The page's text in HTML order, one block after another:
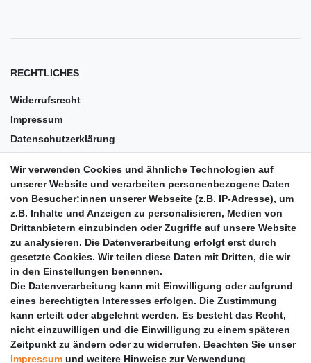
RECHTLICHES
Widerrufsrecht
Impressum
Datenschutzerklärung
Barrierefreiheit
Anleitungen
Vertrag widerrufen
PARTNER
DHL
GLS
PaketPLUS
Wir verwenden Cookies und ähnliche Technologien auf
unserer Website und verarbeiten personenbezogene Daten
von Besucher:innen unserer Webseite (z.B. IP-Adresse), um
z.B. Inhalte und Anzeigen zu personalisieren, Medien von
Drittanbietern einzubinden oder Zugriffe auf unsere Website
zu analysieren. Die Datenverarbeitung erfolgt erst durch
gesetzte Cookies. Wir teilen diese Daten mit Dritten, die wir
in den Einstellungen benennen.
Die Datenverarbeitung kann mit Einwilligung oder aufgrund
eines berechtigten Interesses erfolgen. Die Zustimmung
kann erteilt oder abgelehnt werden. Es besteht das Recht,
nicht einzuwilligen und die Einwilligung zu einem späteren
Zeitpunkt zu ändern oder zu widerrufen. Beachten Sie unser
Impressum und weitere Hinweise zur Verwendung